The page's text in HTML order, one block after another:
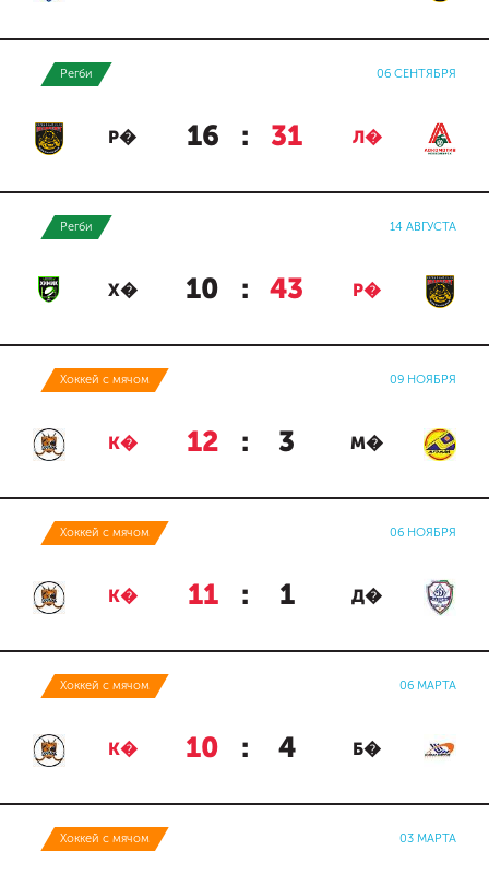
Регби 06 СЕНТЯБРЯ
Р� 16 : 31 Л�
Регби 14 АВГУСТА
Х� 10 : 43 Р�
Хоккей с мячом 09 НОЯБРЯ
К� 12 : 3 М�
Хоккей с мячом 06 НОЯБРЯ
К� 11 : 1 Д�
Хоккей с мячом 06 МАРТА
К� 10 : 4 Б�
Хоккей с мячом 03 МАРТА